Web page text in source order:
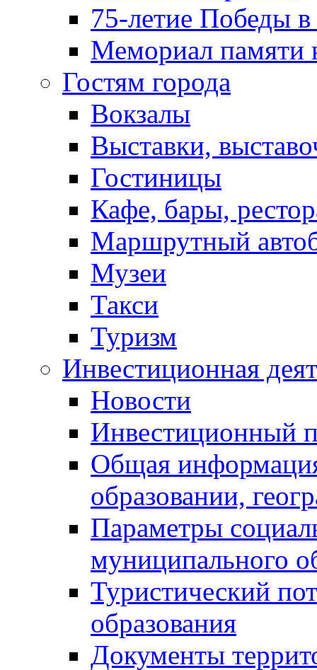
75-летие Победы
Мемориал памяти
Гостям города
Вокзалы
Выставки,
Гостиницы
Кафе, бары,
Маршрутный
Музеи
Такси
Туризм
Инвестиционная
Новости
Инвестиционный
Общая
образовании,
Параметры
муниципального
Туристический
образования
Документы